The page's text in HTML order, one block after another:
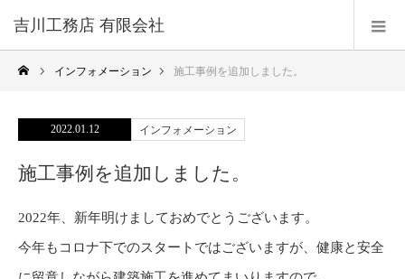
吉川工務店 有限会社
インフォメーション 施工事例を追加しました。
2022.01.12 インフォメーション
施工事例を追加しました。
2022年、新年明けましておめでとうございます。
今年もコロナ下でのスタートではございますが、健康と安全